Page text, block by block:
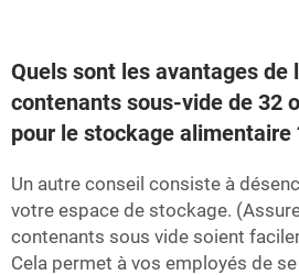
Quels sont les avantages de
contenants sous-vide de 32
pour le stockage alimentaire
Un autre conseil consiste à
votre espace de stockage.
contenants sous vide soient
Cela permet à vos employés de